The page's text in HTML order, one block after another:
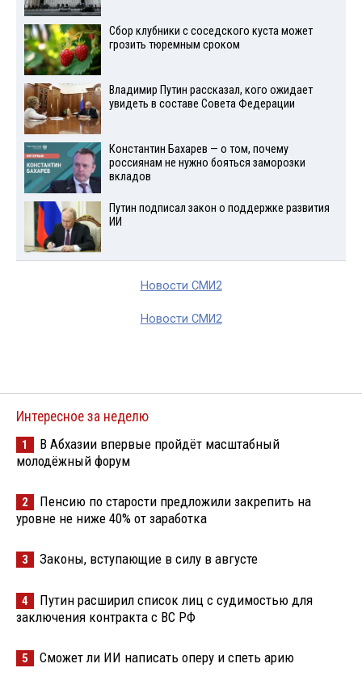
Сбор клубники с соседского куста может
грозить тюремным сроком
Владимир Путин рассказал, кого ожидает
увидеть в составе Совета Федерации
Константин Бахарев — о том, почему
россиянам не нужно бояться заморозки
вкладов
Путин подписал закон о поддержке развития
ИИ
Новости СМИ2
Новости СМИ2
Интересное за неделю
1
В Абхазии впервые пройдёт масштабный
молодёжный форум
2
Пенсию по старости предложили закрепить на
уровне не ниже 40% от заработка
3 Законы, вступающие в силу в августе
4
Путин расширил список лиц с судимостью для
заключения контракта с ВС РФ
5 Сможет ли ИИ написать оперу и спеть арию